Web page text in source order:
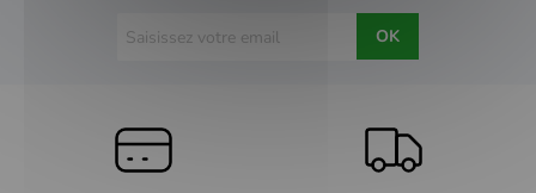
Romance
Sketch
Série TV Thriller
OK